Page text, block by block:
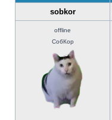
sobkor
offline
СобКор